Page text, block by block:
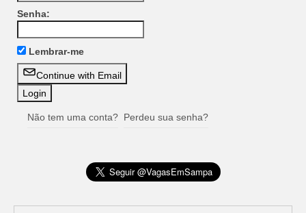
Senha:
Lembrar-me
Continue with Email
Não tem uma conta? Perdeu sua senha?